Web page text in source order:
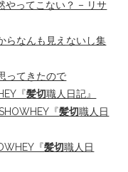
やってこない？ – リサ
らなんも見えないし集
ってきたので
『髪切職人日記』
『髪切職人日
『髪切職人日